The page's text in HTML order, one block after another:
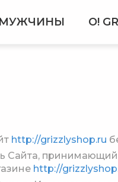
МУЖЧИНЫ О!
http://grizzlyshop.ru
Сайта,
http://